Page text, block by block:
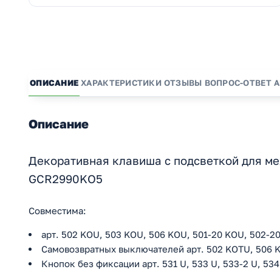
ОПИСАНИЕ ХАРАКТЕРИСТИКИ ОТЗЫВЫ ВОПРОС-ОТВЕТ
Описание
Декоративная клавиша с подсветкой для
GCR2990KO5
Совместима:
арт. 502 KOU, 503 KOU, 506 KOU, 501-20 KOU, 502-
Самовозвратных выключателей арт. 502 KOTU, 506
Кнопок без фиксации арт. 531 U, 533 U, 533-2 U,